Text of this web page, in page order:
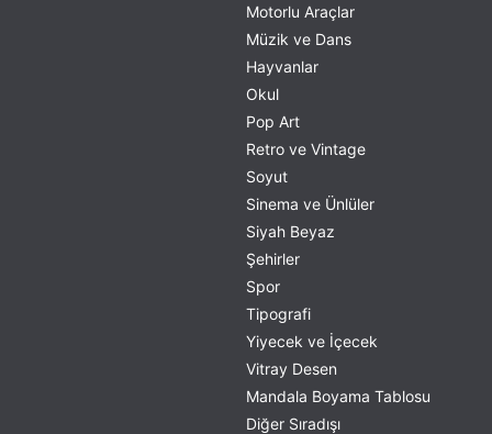
Motorlu Araçlar
Müzik ve Dans
Hayvanlar
Okul
Pop Art
Retro ve Vintage
Soyut
Sinema ve Ünlüler
Siyah Beyaz
Şehirler
Spor
Tipografi
Yiyecek ve İçecek
Vitray Desen
Mandala Boyama Tablosu
Diğer Sıradışı